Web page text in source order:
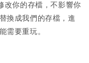
改你的存檔，不影響你
換成我們的存檔，進
需要重玩。